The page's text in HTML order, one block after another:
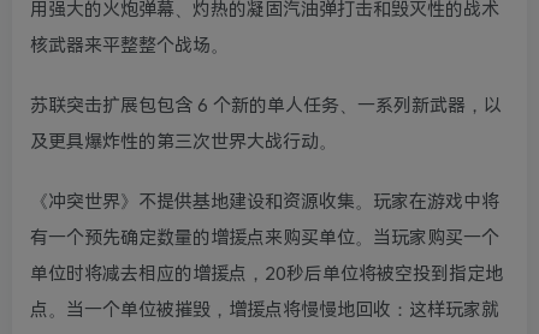
用强大的火炮弹幕、灼热的凝固汽油弹打击和毁灭性的战术
核武器来平整整个战场。
苏联突击扩展包包含 6 个新的单人任务、一系列新武器，以
及更具爆炸性的第三次世界大战行动。
《冲突世界》不提供基地建设和资源收集。玩家在游戏中将
有一个预先确定数量的增援点来购买单位。当玩家购买一个
单位时将减去相应的增援点，20秒后单位将被空投到指定地
点。当一个单位被摧毁，增援点将慢慢地回收：这样玩家就